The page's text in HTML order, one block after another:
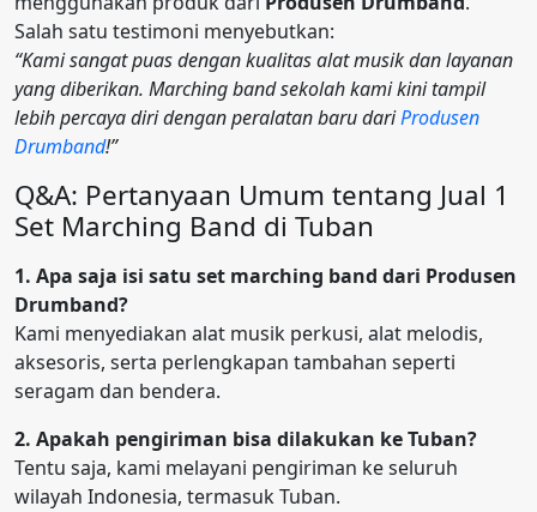
Salah satu testimoni menyebutkan:
“Kami sangat puas dengan kualitas alat musik dan layanan
yang diberikan. Marching band sekolah kami kini tampil
lebih percaya diri dengan peralatan baru dariProdusen
Drumband!”
Q&A: Pertanyaan Umum tentang Jual 1
Set Marching Band di Tuban
1. Apa saja isi satu set marching band dari Produsen
Drumband?
Kami menyediakan alat musik perkusi, alat melodis,
aksesoris, serta perlengkapan tambahan seperti
seragam dan bendera.
2. Apakah pengiriman bisa dilakukan ke Tuban?
Tentu saja, kami melayani pengiriman ke seluruh
wilayah Indonesia, termasuk Tuban.